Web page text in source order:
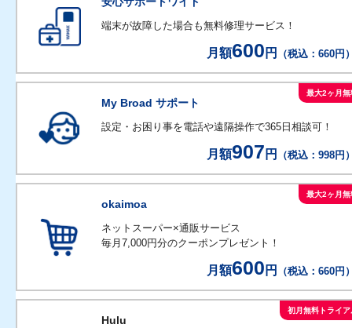
端末が故障した場合も無料修理サービス！
月額600 円 （税込：660円
最大2ヶ月無
My Broad サポート
設定・お困り事を電話や遠隔操作で365日相談可！
月額907 円 （税込：998円
最大2ヶ月無
okaimoa
ネットスーパー×通販サービス
毎月7,000円分のクーポンプレゼント！
月額600 円 （税込：660円
初月無料トライア
Hulu